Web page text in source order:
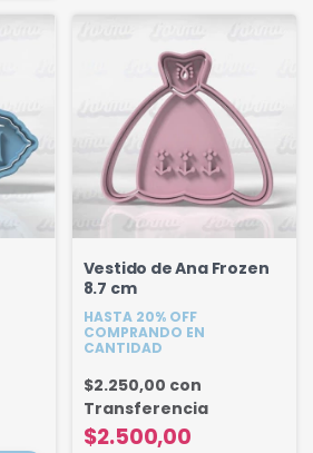
Vestido de Ana Frozen
8.7 cm
HASTA 20% OFF
COMPRANDO EN
CANTIDAD
$2.500,00
$2.250,00 con
Transferencia